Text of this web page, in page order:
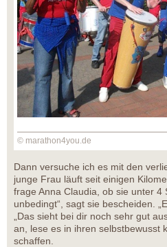
© marathon4you.de
Dann versuche ich es mit den
junge Frau läuft seit einigen
frage Anna Claudia, ob sie unter 4
unbedingt“, sagt sie bescheiden.
„Das sieht bei dir noch sehr gut
an, lese es in ihren selbstbewusst
schaffen.